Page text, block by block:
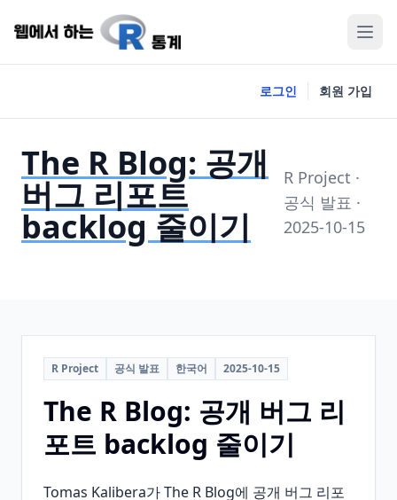
로그인 회원 가입
The R Blog: 공개
버그 리포트
backlog 줄이기
R Project ·
공식 발표 ·
2025-10-15
R Project 공식 발표 한국어 2025-10-15
The R Blog: 공개 버그 리
포트 backlog 줄이기
Tomas Kalibera가 The R Blog에 공개 버그 리포